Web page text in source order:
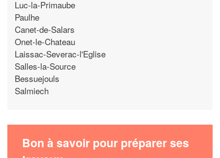
Luc-la-Primaube
Paulhe
Canet-de-Salars
Onet-le-Chateau
Laissac-Severac-l'Eglise
Salles-la-Source
Bessuejouls
Salmiech
Bon à savoir pour préparer ses